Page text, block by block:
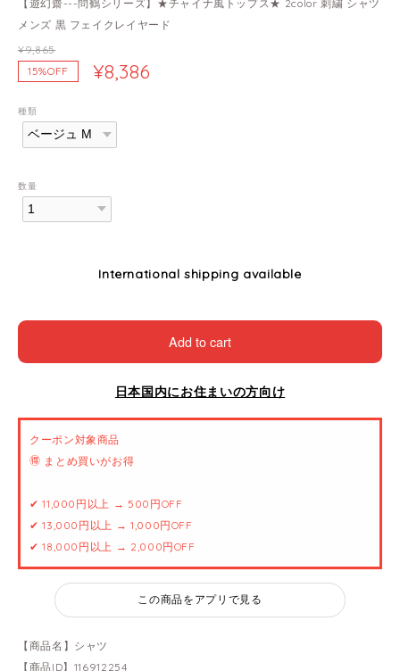
【遊幻齋---問鶴シリーズ】★チャイナ風トップス★ 2color 刺繍 シャツ
メンズ 黒 フェイクレイヤード
¥9,865
15%OFF
¥8,386
種類
数量
International shipping available
Add to cart
日本国内にお住まいの方向け
クーポン対象商品
🉐 まとめ買いがお得
✔ 11,000円以上 → 500円OFF
✔ 13,000円以上 → 1,000円OFF
✔ 18,000円以上 → 2,000円OFF
この商品をアプリで見る
【商品名】シャツ
【商品ID】116912254